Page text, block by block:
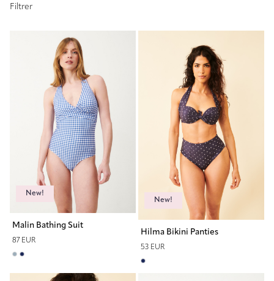
Filtrer
New!
Malin Bathing Suit
87 EUR
New!
Hilma Bikini Panties
53 EUR